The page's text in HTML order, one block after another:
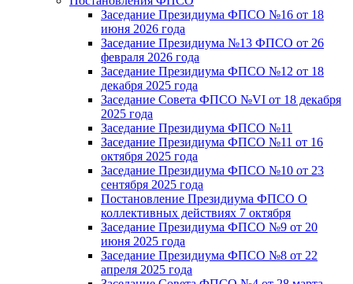
Заседание Президиума ФПСО №16 от 18
июня 2026 года
Заседание Президиума №13 ФПСО от 26
февраля 2026 года
Заседание Президиума ФПСО №12 от 18
декабря 2025 года
Заседание Совета ФПСО №VI от 18 декабря
2025 года
Заседание Президиума ФПСО №11
Заседание Президиума ФПСО №11 от 16
октября 2025 года
Заседание Президиума ФПСО №10 от 23
сентября 2025 года
Постановление Президиума ФПСО О
коллективных действиях 7 октября
Заседание Президиума ФПСО №9 от 20
июня 2025 года
Заседание Президиума ФПСО №8 от 22
апреля 2025 года